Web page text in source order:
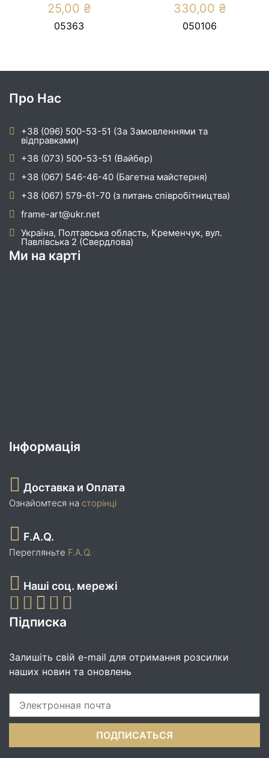
25,00 ₴
05363
330,00 ₴
050106
Про Нас
+38 (096) 500-53-51 (За Замовленнями та
відправками)
+38 (073) 500-53-51 (Вайбер)
+38 (067) 546-46-40 (Багетна майстерня)
+38 (067) 579-61-70 (з питань співробітництва)
frame-art@ukr.net
Україна, Полтавська область, Кременчук, вул.
Павлівська 2 (Свердлова)
Ми на карті
Інформація
Доставка и Оплата
Ознайомтеся на сторінці
F.A.Q.
Перегляньте F.A.Q.
Наші соц. мережі
Підписка
Залишіть свій e-mail для отримання розсилки
наших новин та оновлень